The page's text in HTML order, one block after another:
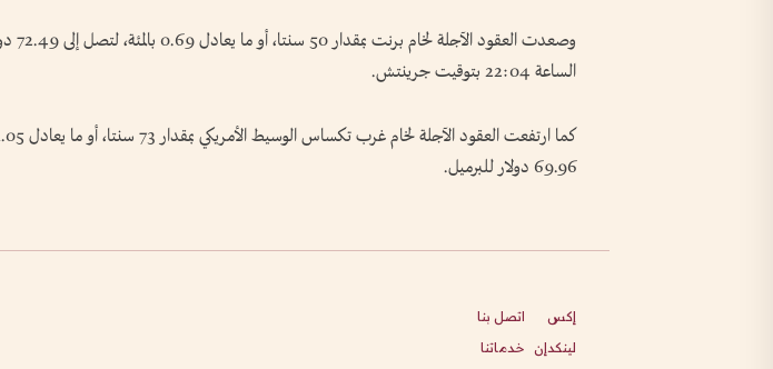
وصعدت
الساعة 22:04 بتوقيت جرينتش.
69.96 دولار للبرميل.
إكس
لينكدإن
اتصل بنا
خدماتنا